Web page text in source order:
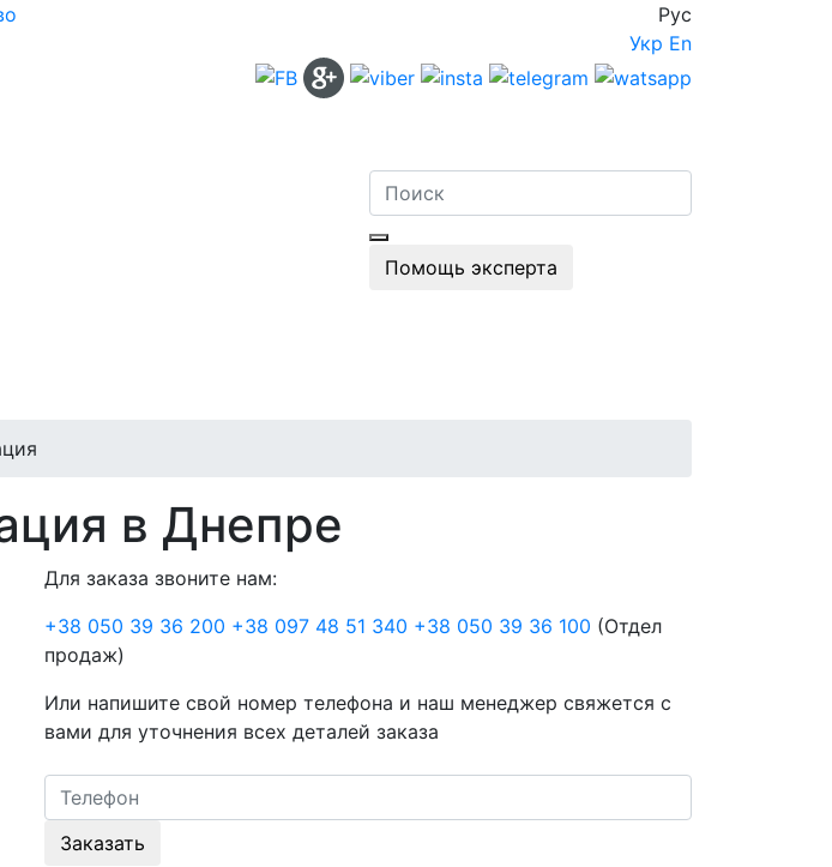
Рус
Укр En
Помощь эксперта
в Днепре
Для заказа звоните нам:
+38 050 39 36 200 +38 097 48 51 340 +38 050 39 36 100 (Отдел
продаж)
Или напишите свой номер телефона и наш менеджер свяжется с
вами для уточнения всех деталей заказа
Заказать